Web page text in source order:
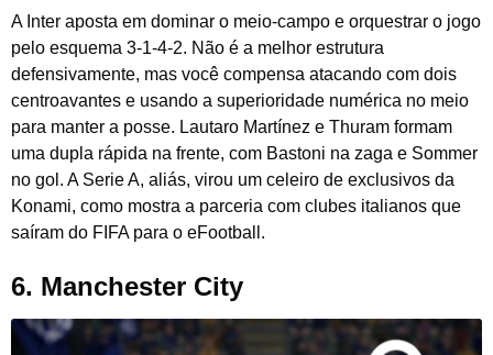
A Inter aposta em dominar o meio-campo e orquestrar o jogo
pelo esquema 3-1-4-2. Não é a melhor estrutura
defensivamente, mas você compensa atacando com dois
centroavantes e usando a superioridade numérica no meio
para manter a posse. Lautaro Martínez e Thuram formam
uma dupla rápida na frente, com Bastoni na zaga e Sommer
no gol. A Serie A, aliás, virou um celeiro de exclusivos da
Konami, como mostra a parceria com clubes italianos que
saíram do FIFA para o eFootball.
6. Manchester City